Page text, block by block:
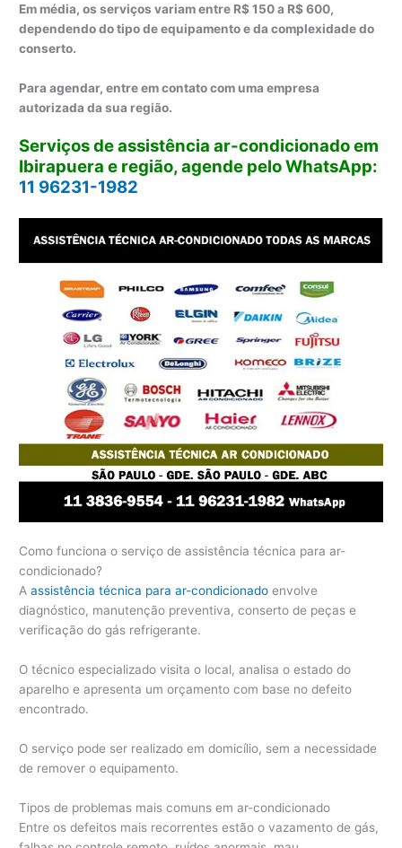
Em média, os serviços variam entre R$ 150 a R$ 600,
dependendo do tipo de equipamento e da complexidade do
conserto.
Para agendar, entre em contato com uma empresa
autorizada da sua região.
Serviços de assistência ar-condicionado em
Ibirapuera e região, agende pelo WhatsApp:
11 96231-1982
Como funciona o serviço de assistência técnica para ar-
condicionado?
Aassistência técnica para ar-condicionado envolve
diagnóstico, manutenção preventiva, conserto de peças e
verificação do gás refrigerante.
O técnico especializado visita o local, analisa o estado do
aparelho e apresenta um orçamento com base no defeito
encontrado.
O serviço pode ser realizado em domicílio, sem a necessidade
de remover o equipamento.
Tipos de problemas mais comuns em ar-condicionado
Entre os defeitos mais recorrentes estão o vazamento de gás,